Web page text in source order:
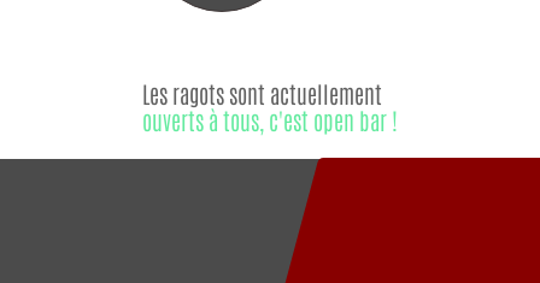
Les ragots sont actuellement
ouverts à tous, c'est open bar !